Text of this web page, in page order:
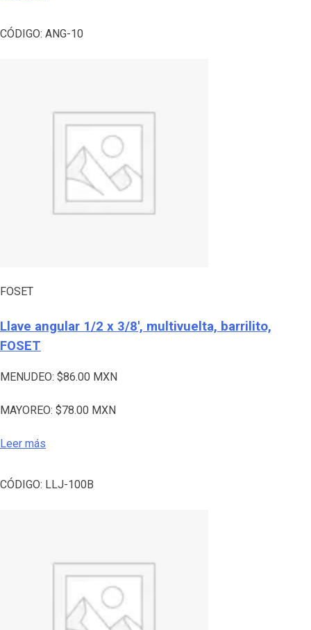
CÓDIGO: ANG-10
FOSET
Llave angular 1/2 x 3/8′, multivuelta, barrilito,
FOSET
MENUDEO: $86.00 MXN
MAYOREO: $78.00 MXN
Leer más
CÓDIGO: LLJ-100B